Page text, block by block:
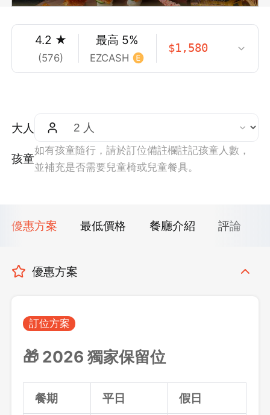
4.2 ★
(576)
最高 5%
EZCASH
$1,580
大人
孩童
如有孩童隨行，請於訂位備註欄註記孩童人數，
並補充是否需要兒童椅或兒童餐具。
優惠方案 最低價格 餐廳介紹 評論
優惠方案
訂位方案
🎁 2026獨家保留位
餐期 平日 假日